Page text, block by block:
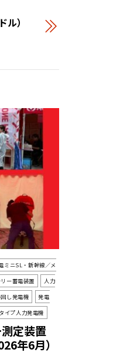
）
ミニSL・新幹線／メ
ー蓄電装置
人力
し発電機
発電
イプ人力発電機
定装置
年6月）